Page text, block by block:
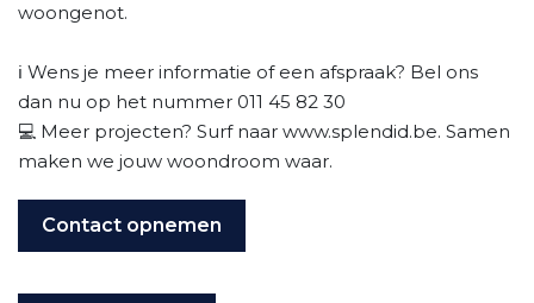
woongenot.
ℹ️ Wens je meer informatie of een afspraak? Bel ons
dan nu op het nummer 011 45 82 30
💻 Meer projecten? Surf naar www.splendid.be. Samen
maken we jouw woondroom waar.
Contact opnemen